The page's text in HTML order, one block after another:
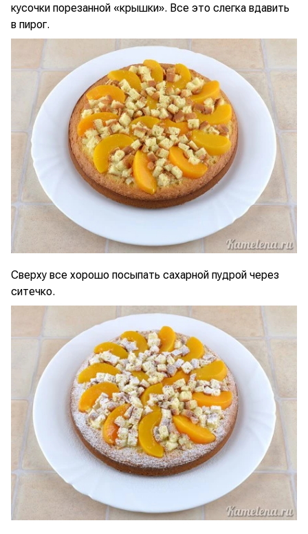
кусочки порезанной «крышки». Все это слегка вдавить
в пирог.
Сверху все хорошо посыпать сахарной пудрой через
ситечко.